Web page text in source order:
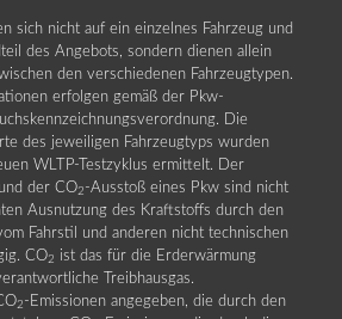
sich nicht auf ein einzelnes Fahrzeug und
des Angebots, sondern dienen allein
den verschiedenen Fahrzeugtypen.
erfolgen gemäß der Pkw-
Die
des jeweiligen Fahrzeugtyps wurden
WLTP-Testzyklus ermittelt. Der
der CO2 -Ausstoß eines Pkw sind nicht
Ausnutzung des Kraftstoffs durch den
Fahrstil und anderen nicht technischen
CO2 ist das für die Erderwärmung
Treibhausgas.
2 -Emissionen angegeben, die durch den